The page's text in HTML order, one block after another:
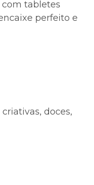
com tabletes
perfeito e
doces,